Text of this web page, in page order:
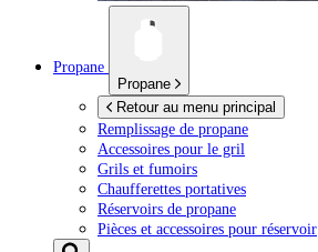
Propane
Propane
Retour au menu principal
Remplissage de propane
Accessoires pour le gril
Grils et fumoirs
Chaufferettes portatives
Réservoirs de propane
Pièces et accessoires pour réservoir